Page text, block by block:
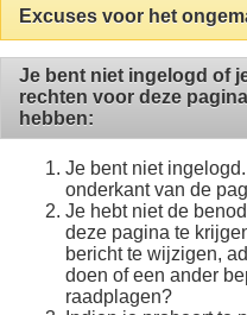
Excuses voor het
Je bent niet ingelogd of
rechten voor deze
hebben:
Je bent niet
onderkant van de
Je hebt niet de
deze pagina te
bericht te wijzigen,
doen of een ander
raadplagen?